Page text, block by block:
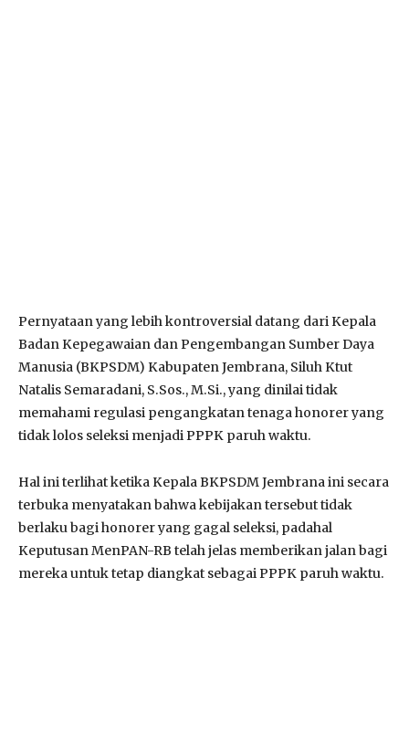
Pernyataan yang lebih kontroversial datang dari Kepala
Badan Kepegawaian dan Pengembangan Sumber Daya
Manusia (BKPSDM) Kabupaten Jembrana, Siluh Ktut
Natalis Semaradani, S.Sos., M.Si., yang dinilai tidak
memahami regulasi pengangkatan tenaga honorer yang
tidak lolos seleksi menjadi PPPK paruh waktu.
Hal ini terlihat ketika Kepala BKPSDM Jembrana ini secara
terbuka menyatakan bahwa kebijakan tersebut tidak
berlaku bagi honorer yang gagal seleksi, padahal
Keputusan MenPAN-RB telah jelas memberikan jalan bagi
mereka untuk tetap diangkat sebagai PPPK paruh waktu.